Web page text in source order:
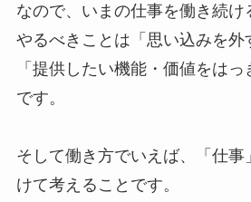
なので、いまの仕事を働き続け
やるべきことは「思い込みを外
「提供したい機能・価値をはっ
です。
そして働き方でいえば、「仕事
けて考えることです。